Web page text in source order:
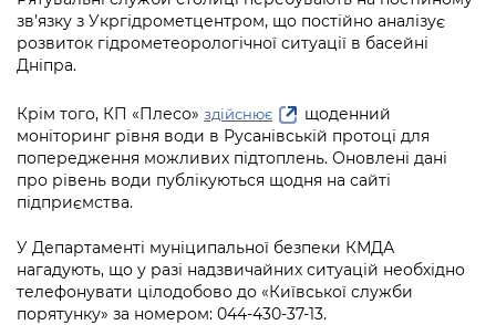
Підприємства, установи, організації
Kyiv International Relations
Гендерна політика
Безбар'єрність
Київська міська військова адміністрація
Портал Захисників та Захисниць
Безбар'єрність
Портал послуг
Міський застосунок Київ Цифровий
Важливе під час воєнного стану
Уряд» – місцевий рівень»
Важливе під час воєнного стану
Про відкриті дані
Портал даних Києва
Публічні дашборди
зв’язку з Укргідрометцентром, що постійно аналізує
розвиток гідрометеорологічної ситуації в басейні
Дніпра.
Крім того, КП «Плесо» здійснює
щоденний
моніторинг рівня води в Русанівській протоці для
попередження можливих підтоплень. Оновлені дані
про рівень води публікуються щодня на сайті
підприємства.
У Департаменті муніципальної безпеки КМДА
нагадують, що у разі надзвичайних ситуацій необхідно
телефонувати цілодобово до «Київської служби
порятунку» за номером: 044-430-37-13.